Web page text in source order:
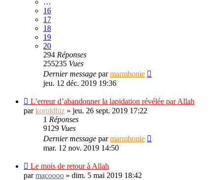
16
17
18
19
20
294 Réponses
255235 Vues
Dernier message parmarmhonie
jeu. 12 déc. 2019 19:36
L’erreur d’abandonner la lapidation révélée par Allah
parkoroldhiz » jeu. 26 sept. 2019 17:22
1 Réponses
9129 Vues
Dernier message parmarmhonie
mar. 12 nov. 2019 14:50
Le mois de retour à Allah
parmacoooo » dim. 5 mai 2019 18:42